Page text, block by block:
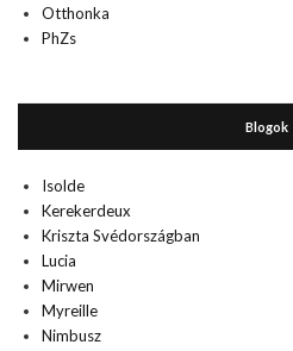
Otthonka
PhZs
Blogok
Isolde
Kerekerdeux
Kriszta Svédországban
Lucia
Mirwen
Myreille
Nimbusz